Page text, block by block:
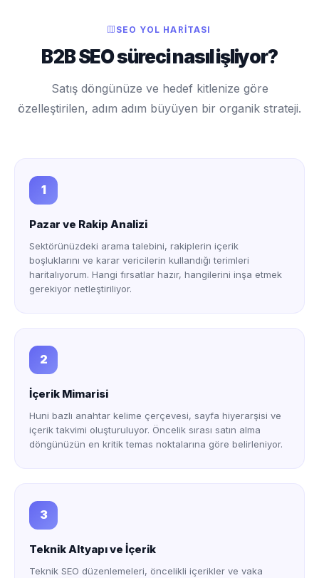
SEO YOL HARITASI
B2B SEO süreci nasıl işliyor?
Satış döngünüze ve hedef kitlenize göre
özelleştirilen, adım adım büyüyen bir organik strateji.
1
Pazar ve Rakip Analizi
Sektörünüzdeki arama talebini, rakiplerin içerik
boşluklarını ve karar vericilerin kullandığı terimleri
haritalıyorum. Hangi fırsatlar hazır, hangilerini inşa etmek
gerekiyor netleştiriliyor.
2
İçerik Mimarisi
Huni bazlı anahtar kelime çerçevesi, sayfa hiyerarşisi ve
içerik takvimi oluşturuluyor. Öncelik sırası satın alma
döngünüzün en kritik temas noktalarına göre belirleniyor.
3
Teknik Altyapı ve İçerik
Teknik SEO düzenlemeleri, öncelikli içerikler ve vaka